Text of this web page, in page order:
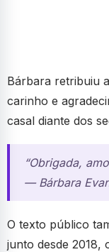
Bárbara retribuiu
carinho e
casal diante dos
“Obrigada,
— Bárbara
O texto público
junto desde 2018,